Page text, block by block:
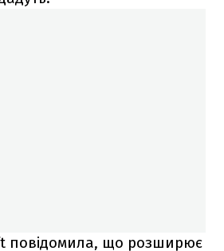
повідомила, що розширює